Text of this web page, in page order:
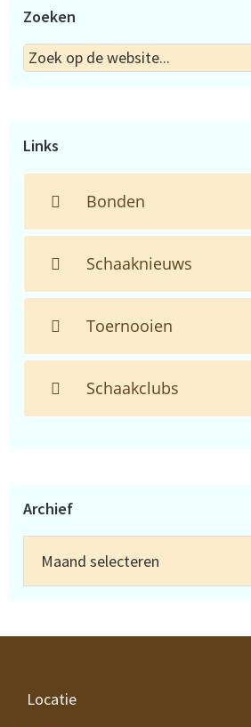
Zoeken
Zoek
op
Links
Bonden
Schaaknieuws
Toernooien
Schaakclubs
Archief
Footer
Locatie